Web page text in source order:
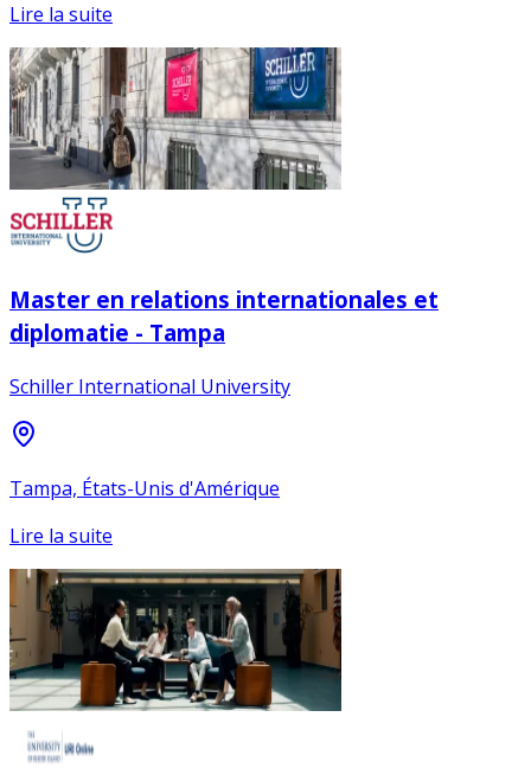
Lire la suite
Master en relations internationales et
diplomatie - Tampa
Schiller International University
Tampa, États-Unis d'Amérique
Lire la suite